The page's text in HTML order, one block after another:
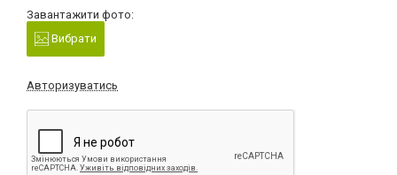
Завантажити фото:
Вибрати
Авторизуватись